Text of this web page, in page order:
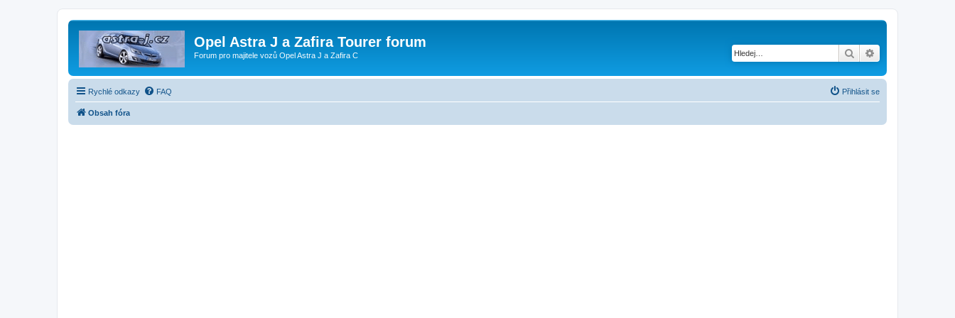
Opel Astra J a Zafira Tourer forum
Forum pro majitele vozů Opel Astra J a Zafira C Hledat
Rychlé odkazy FAQ Přihlásit se
Obsah fóra